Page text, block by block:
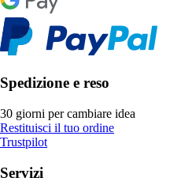
Spedizione e reso
30 giorni per cambiare idea
Restituisci il tuo ordine
Trustpilot
Servizi